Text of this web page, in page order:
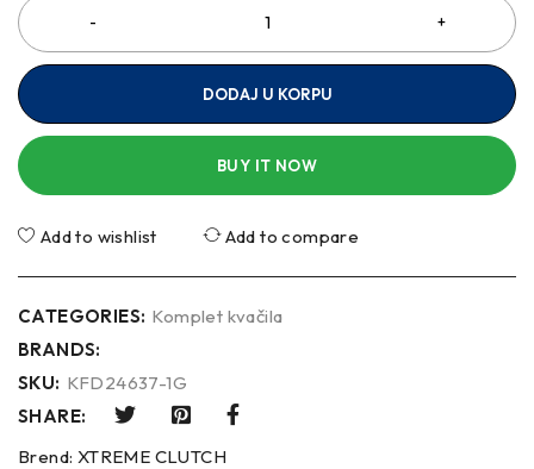
DODAJ U KORPU
BUY IT NOW
Add to wishlist Add to compare
CATEGORIES: Komplet kvačila
BRANDS:
SKU: KFD24637-1G
SHARE:
Brend: XTREME CLUTCH